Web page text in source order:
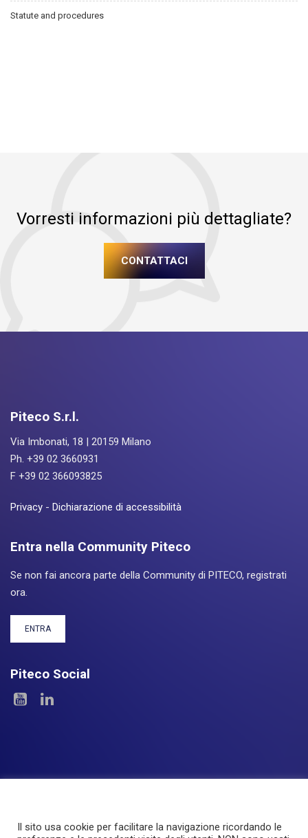
Statute and procedures
Vorresti informazioni più dettagliate?
CONTATTACI
Piteco S.r.l.
Via Imbonati, 18 | 20159 Milano
Ph. +39 02 3660931
F +39 02 366093825
Privacy - Dichiarazione di accessibilità
Entra nella Community Piteco
Se non fai ancora parte della Community di PITECO, registrati
ora.
ENTRA
Piteco Social
Il sito usa cookie per facilitare la navigazione ricordando le